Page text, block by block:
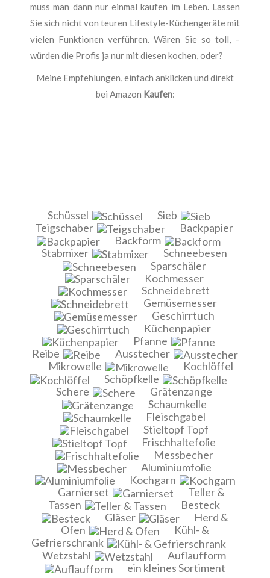
muss man dann nur einmal kaufen im Leben. Lassen
Sie sich nicht von teuren Lifestyle-Küchengeräte mit
vielen Funktionen verführen. Wären Sie so toll, –
würden die Profis ja nur mit diesen kochen, oder?
Meine Empfehlungen, einfach anklicken und direkt
bei Amazon Kaufen:
Schüssel
Sieb
Teigschaber
Backpapier
Backform
Stabmixer
Schneebesen
Sparschäler
Kochmesser
Schneidebrett
Gemüsemesser
Geschirrtuch
Küchenpapier
Pfanne
Reibe
Ausstecher
Mikrowelle
Kochlöffel
Schöpfkelle
Schere
Grätenzange
Schaumkelle
Fleischgabel
Stieltopf Topf
Frischhaltefolie
Messbecher
Aluminiumfolie
Kochgarn
Garnierset
Teller &
Tassen
Besteck
Gläser
Herd &
Ofen
Kühl- &
Gefrierschrank
Wetzstahl
Auflaufform
ein kleines Sortiment